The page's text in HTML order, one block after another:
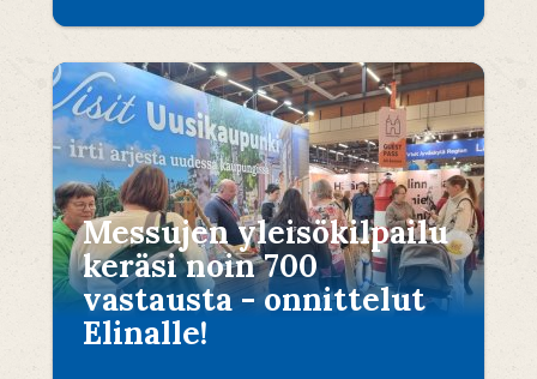
Messujen yleisökilpailu
keräsi noin 700
vastausta - onnittelut
Elinalle!